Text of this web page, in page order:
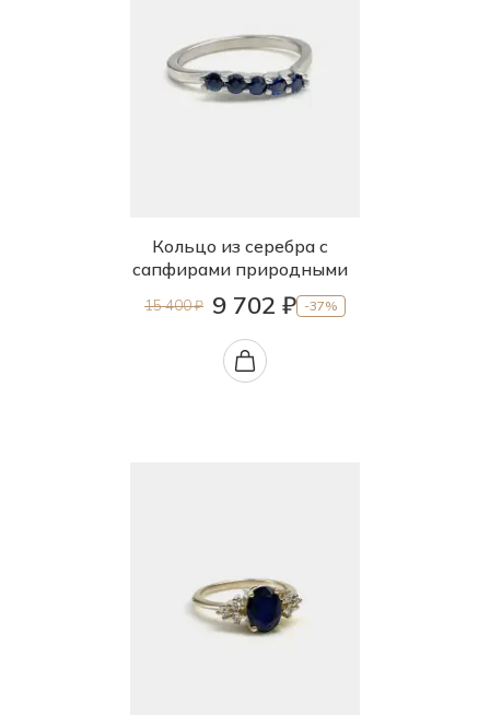
Кольцо из серебра с
сапфирами природными
15 400 ₽ 9 702 ₽ -37%